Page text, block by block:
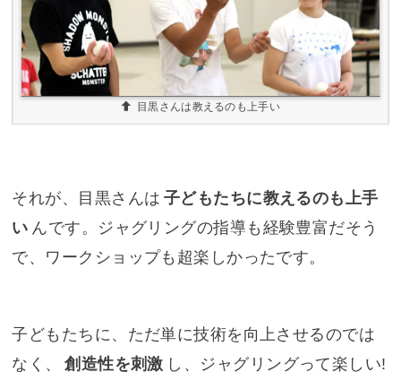
目黒さんは教えるのも上手い
それが、目黒さんは 子どもたちに教えるのも上手
い んです。ジャグリングの指導も経験豊富だそう
で、ワークショップも超楽しかったです。
子どもたちに、ただ単に技術を向上させるのでは
なく、
創造性を刺激 し、ジャグリングって楽しい!